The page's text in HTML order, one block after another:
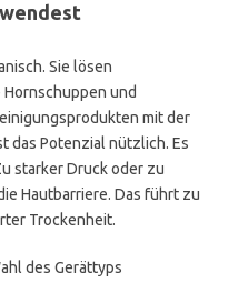
Sie lösen
und
mit der
das Potenzial nützlich. Es
starker Druck oder zu
Hautbarriere. Das führt zu
Trockenheit.
des Gerättyps